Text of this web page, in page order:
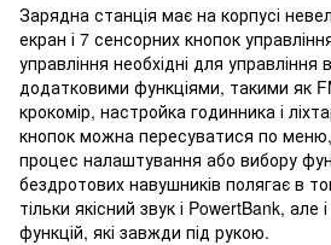
Зарядна станція має на корпусі
екран і 7 сенсорних кнопок
управління необхідні для
додатковими функціями, такими як
крокомір, настройка годинника і
кнопок можна пересуватися по
процес налаштування або вибору
бездротових навушників полягає в
тільки якісний звук і PowertBank, але
функцій, які завжди під рукою.